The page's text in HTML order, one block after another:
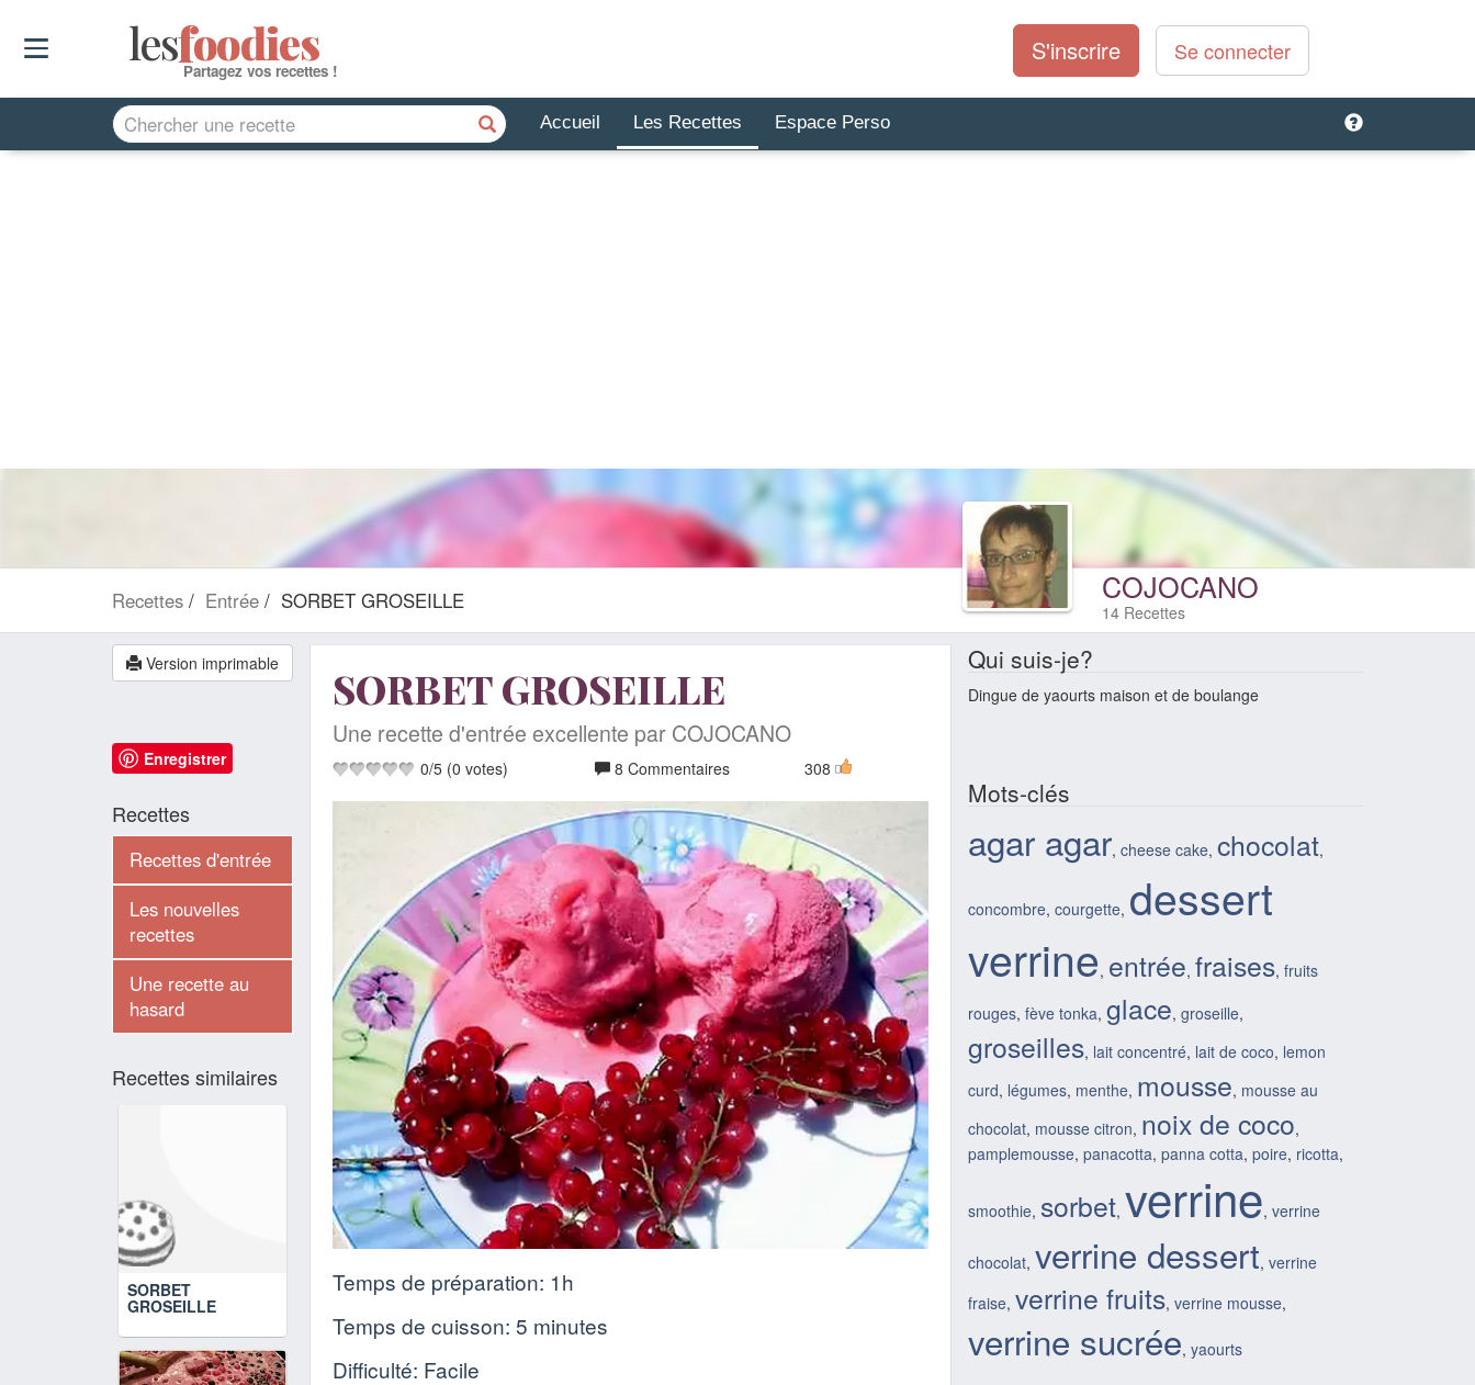
lesfoodies
Partagez vos recettes !
S'inscrire Se connecter
Accueil Les Recettes Espace Perso
Recettes Entrée SORBET GROSEILLE COJOCANO
14 Recettes
SORBET GROSEILLE
Une recette d'entrée excellente par COJOCANO
0/5 (0 votes) 8 Commentaires 308
Temps de préparation: 1h
Temps de cuisson: 5 minutes
Difficulté: Facile
Version imprimable
Enregistrer
Recettes
Recettes d'entrée
Les nouvelles
recettes
Une recette au
hasard
Recettes similaires
SORBET
GROSEILLE
Qui suis-je?
Dingue de yaourts maison et de boulange
Mots-clés
agar agar, cheese cake, chocolat,
concombre, courgette, dessert
verrine, entrée, fraises, fruits
rouges, fève tonka, glace, groseille,
groseilles, lait concentré, lait de coco, lemon
curd, légumes, menthe, mousse, mousse au
chocolat, mousse citron, noix de coco,
pamplemousse, panacotta, panna cotta, poire, ricotta,
smoothie, sorbet, verrine, verrine
chocolat, verrine dessert, verrine
fraise, verrine fruits, verrine mousse,
verrine sucrée, yaourts